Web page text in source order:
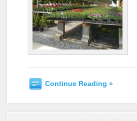
Continue Reading »